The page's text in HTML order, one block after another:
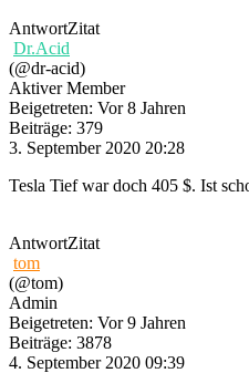
AntwortZitat
Dr.Acid
(@dr-acid)
Aktiver Member
Beigetreten: Vor 8 Jahren
Beiträge: 379
3. September 2020 20:28
Tesla Tief war doch 405 $. Ist
AntwortZitat
tom
(@tom)
Admin
Beigetreten: Vor 9 Jahren
Beiträge: 3878
4. September 2020 09:39